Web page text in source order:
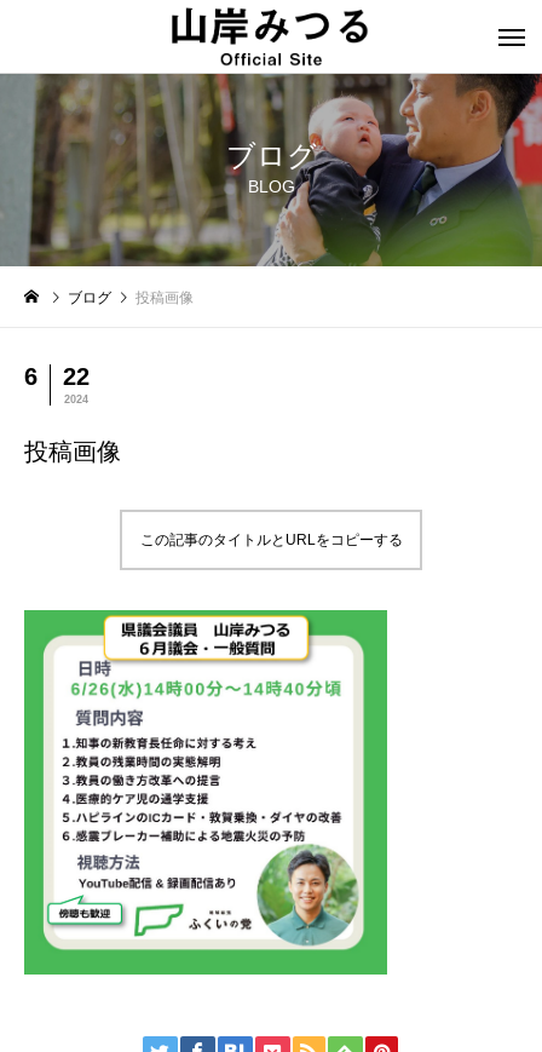
ブログ
BLOG
ブログ 投稿画像
6 22
2024
投稿画像
この記事のタイトルとURLをコピーする